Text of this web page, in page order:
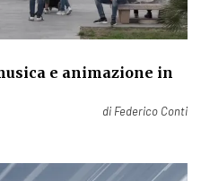
e animazione in
di Federico Conti